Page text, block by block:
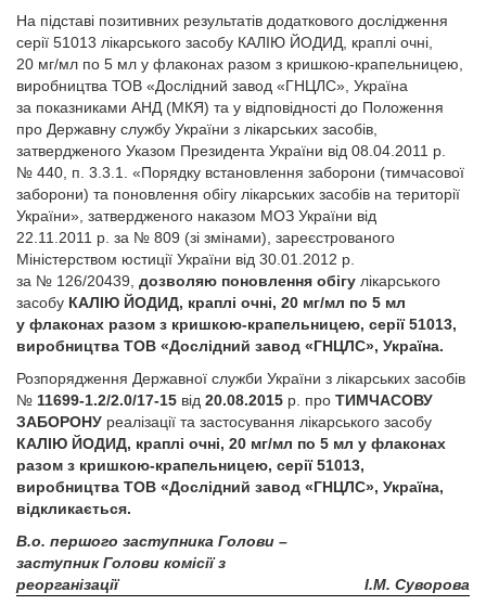
На підставі позитивних результатів додаткового дослідження
серії 51013 лікарського засобу КАЛІЮ ЙОДИД, краплі очні,
20 мг/мл по 5 мл у флаконах разом з кришкою-крапельницею,
виробництва ТОВ «Дослідний завод «ГНЦЛС», Україна
за показниками АНД (МКЯ) та у відповідності до Положення
про Державну службу України з лікарських засобів,
затвердженого Указом Президента України від 08.04.2011 р.
№ 440, п. 3.3.1. «Порядку встановлення заборони (тимчасової
заборони) та поновлення обігу лікарських засобів на території
України», затвердженого наказом МОЗ України від
22.11.2011 р. за № 809 (зі змінами), зареєстрованого
Міністерством юстиції України від 30.01.2012 р.
за № 126/20439, дозволяю поновлення обігу лікарського
засобу КАЛІЮ ЙОДИД, краплі очні, 20 мг/мл по 5 мл
у флаконах разом з кришкою-крапельницею, серії 51013,
виробництва ТОВ «Дослідний завод «ГНЦЛС», Україна.
Розпорядження Державної служби України з лікарських засобів
№ 11699-1.2/2.0/17-15 від 20.08.2015 р. про ТИМЧАСОВУ
ЗАБОРОНУ реалізації та застосування лікарського засобу
КАЛІЮ ЙОДИД, краплі очні, 20 мг/мл по 5 мл у флаконах
разом з кришкою-крапельницею, серії 51013,
виробництва ТОВ «Дослідний завод «ГНЦЛС», Україна,
відкликається.
В.о. першого заступника Голови –
заступник Голови комісії з
реорганізації
І.М. Суворова